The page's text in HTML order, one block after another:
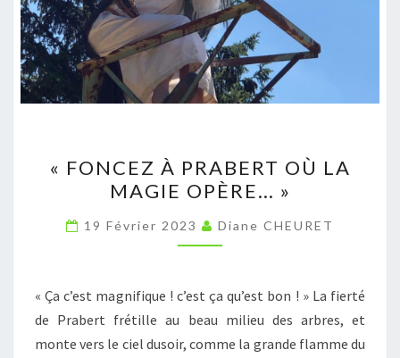
À
PRABERT
OÙ
LA
OPÈRE… »
« FONCEZ À PRABERT OÙ LA
MAGIE OPÈRE… »
19 Février 2023 Diane CHEURET
« Ça c’est magnifique ! c’est ça qu’est bon ! » La fierté
de Prabert frétille au beau milieu des arbres, et
monte vers le ciel dusoir, comme la grande flamme du